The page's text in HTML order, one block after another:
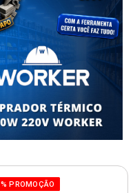
% PROMOÇÃO